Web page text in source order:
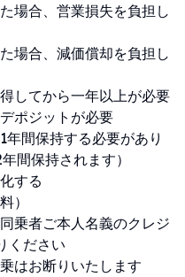
場合、営業損失を負担し
場合、減価償却を負担し
してから一年以上が必要
ポジットが必要
年間保持する必要があり
間保持されます）
する
）
乗者ご本人名義のクレジ
ください
はお断りいたします